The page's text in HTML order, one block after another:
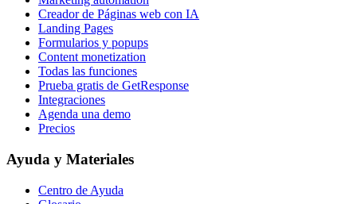
Creador de Páginas web con IA
Landing Pages
Formularios y popups
Content monetization
Todas las funciones
Prueba gratis de GetResponse
Integraciones
Agenda una demo
Precios
Ayuda y Materiales
Centro de Ayuda